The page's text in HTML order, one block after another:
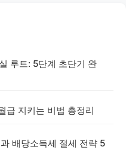
루트: 5단계 초단기 완
급 지키는 비법 총정리
배당소득세 절세 전략 5